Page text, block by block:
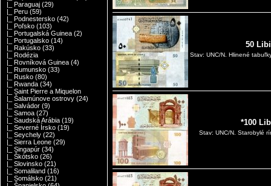
|_ Paraguaj (29)
|_ Peru (59)
|_ Podnestersko (42)
|_ Poľsko (103)
|_ Portugalská Guinea (2)
|_ Portugalsko (14)
|_ Rakúsko (33)
|_ Rodézia
|_ Rovníková Guinea (4)
|_ Rumunsko (33)
|_ Rusko (80)
|_ Rwanda (34)
|_ Saint Pierre a Miquelon
|_ Šalamúnove ostrovy (24)
|_ Salvádor (9)
|_ Samoa (27)
|_ Saudská Arábia (19)
|_ Severné Írsko (19)
|_ Seychely (22)
|_ Sierra Leone (29)
|_ Singapúr (34)
|_ Škótsko (26)
|_ Slovinsko (21)
|_ Somaliland (16)
|_ Somálsko (21)
50
Stav: UNC/N. Hlinené
*100
Stav: UNC/N. Starobylé